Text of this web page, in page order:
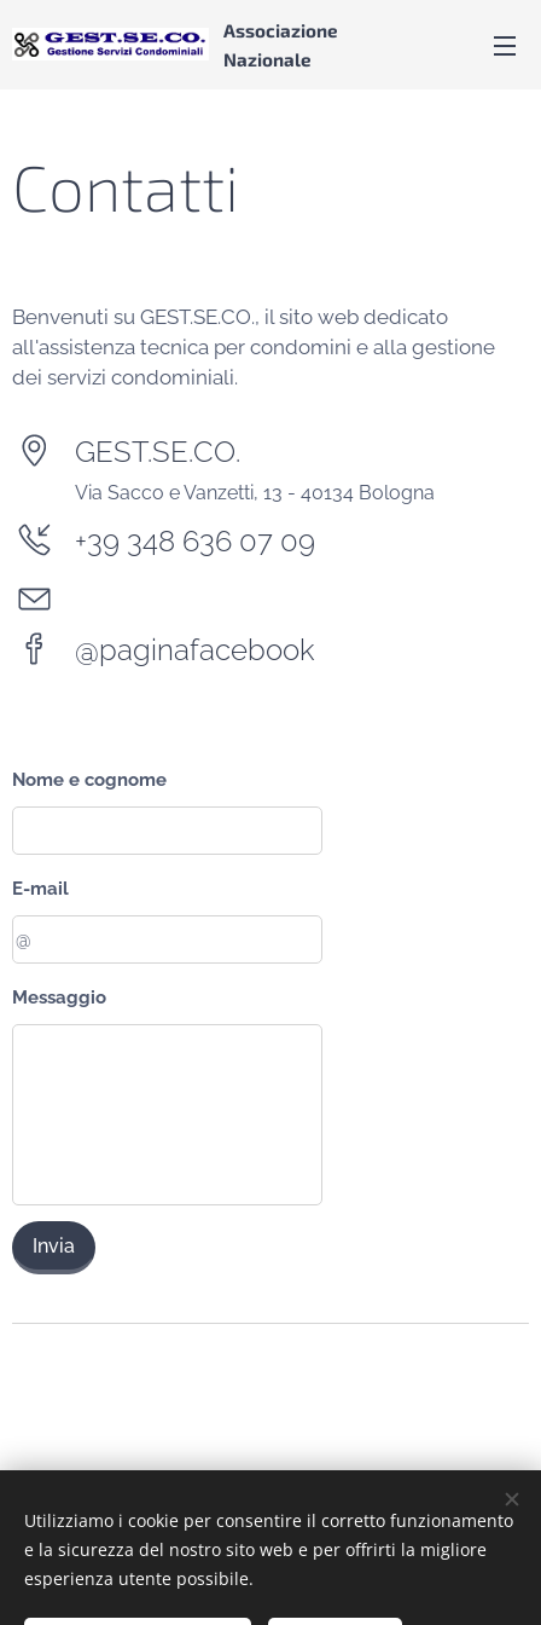
Associazione
Nazionale
Contatti
Benvenuti su GEST.SE.CO., il sito web dedicato
all'assistenza tecnica per condomini e alla gestione
dei servizi condominiali.
GEST.SE.CO.
Via Sacco e Vanzetti, 13 - 40134 Bologna
+39 348 636 07 09
@paginafacebook
Nome e cognome
E-mail
Messaggio
Invia
Immagini fornite daPexels
Utilizziamo i cookie per consentire il corretto funzionamento
e la sicurezza del nostro sito web e per offrirti la migliore
esperienza utente possibile.